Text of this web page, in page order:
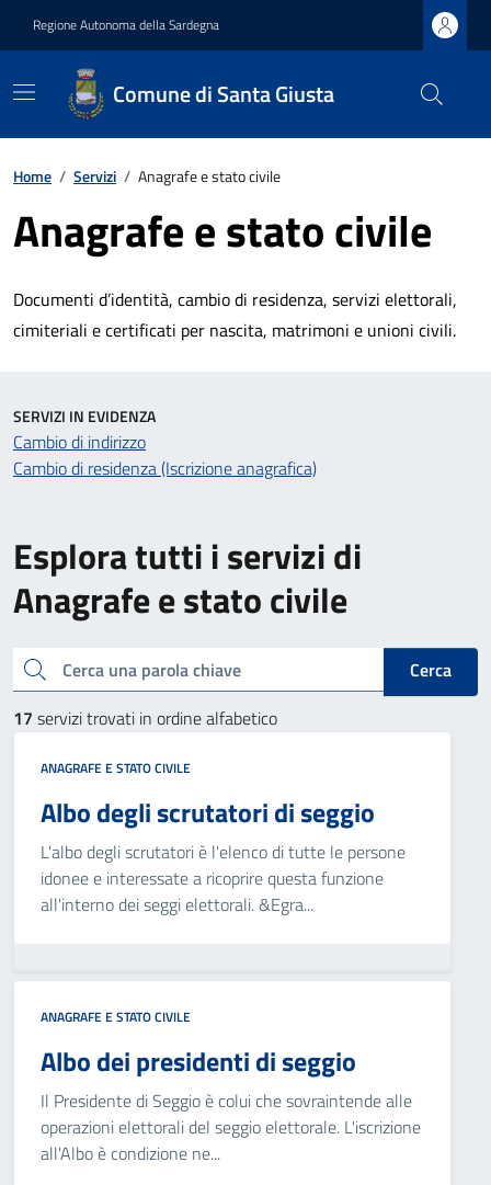
Regione Autonoma della Sardegna
Comune di Santa Giusta
Home / Servizi / Anagrafe e stato civile
Anagrafe e stato civile
Documenti d’identità, cambio di residenza, servizi elettorali,
cimiteriali e certificati per nascita, matrimoni e unioni civili.
Esplora tutti i servizi di
Anagrafe e stato civile
Cerca una parola chiave
Cerca
17 servizi trovati in ordine alfabetico
ANAGRAFE E STATO CIVILE
Albo degli scrutatori di seggio
L'albo degli scrutatori è l'elenco di tutte le persone
idonee e interessate a ricoprire questa funzione
all'interno dei seggi elettorali. &Egra...
ANAGRAFE E STATO CIVILE
Albo dei presidenti di seggio
Il Presidente di Seggio è colui che sovraintende alle
operazioni elettorali del seggio elettorale. L'iscrizione
all'Albo è condizione ne...
SERVIZI IN EVIDENZA
Cambio di indirizzo
Cambio di residenza (Iscrizione anagrafica)